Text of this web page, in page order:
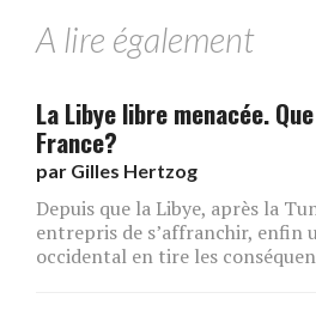
A lire également
La Libye libre menacée.
France?
par Gilles Hertzog
Depuis que la Libye, après la
entrepris de s’affranchir, enfin
occidental en tire les